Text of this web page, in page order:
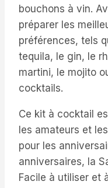
bouchons à vin.
préparer les
préférences, tels
tequila, le gin, le
martini, le mojito
cocktails.
Ce kit à cocktail
les amateurs et
pour les
anniversaires, la
Facile à utiliser et